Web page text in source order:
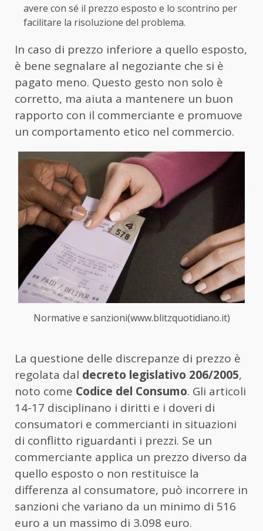
avere con sé il prezzo esposto e lo scontrino per
facilitare la risoluzione del problema.
In caso di prezzo inferiore a quello esposto,
è bene segnalare al negoziante che si è
pagato meno. Questo gesto non solo è
corretto, ma aiuta a mantenere un buon
rapporto con il commerciante e promuove
un comportamento etico nel commercio.
Normative e sanzioni(www.blitzquotidiano.it)
La questione delle discrepanze di prezzo è
regolata dal decreto legislativo 206/2005,
noto come Codice del Consumo. Gli articoli
14-17 disciplinano i diritti e i doveri di
consumatori e commercianti in situazioni
di conflitto riguardanti i prezzi. Se un
commerciante applica un prezzo diverso da
quello esposto o non restituisce la
differenza al consumatore, può incorrere in
sanzioni che variano da un minimo di 516
euro a un massimo di 3.098 euro.